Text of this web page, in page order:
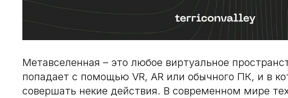
Метавселенная – это любое виртуальное
попадает с помощью VR, AR или обычного ПК, и в
совершать некие действия. В современном мире